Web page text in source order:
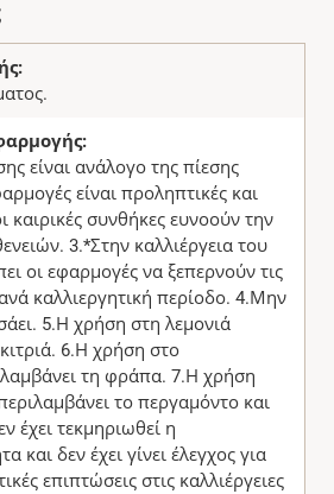
είναι ανάλογο της πίεσης
είναι προληπτικές και
καιρικές συνθήκες ευνοούν την
3.*Στην καλλιέργεια του
οι εφαρμογές να ξεπερνούν τις
καλλιεργητική περίοδο. 4.Μην
5.Η χρήση στη λεμονιά
6.Η χρήση στο
τη φράπα. 7.Η χρήση
το περγαμόντο και
έχει τεκμηριωθεί η
και δεν έχει γίνει έλεγχος για
επιπτώσεις στις καλλιέργειες